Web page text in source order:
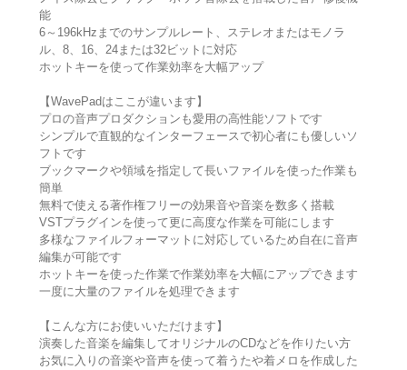
能
6～196kHzまでのサンプルレート、ステレオまたはモノラ
ル、8、16、24または32ビットに対応
ホットキーを使って作業効率を大幅アップ
【WavePadはここが違います】
プロの音声プロダクションも愛用の高性能ソフトです
シンプルで直観的なインターフェースで初心者にも優しいソ
フトです
ブックマークや領域を指定して長いファイルを使った作業も
簡単
無料で使える著作権フリーの効果音や音楽を数多く搭載
VSTプラグインを使って更に高度な作業を可能にします
多様なファイルフォーマットに対応しているため自在に音声
編集が可能です
ホットキーを使った作業で作業効率を大幅にアップできます
一度に大量のファイルを処理できます
【こんな方にお使いいただけます】
演奏した音楽を編集してオリジナルのCDなどを作りたい方
お気に入りの音楽や音声を使って着うたや着メロを作成した